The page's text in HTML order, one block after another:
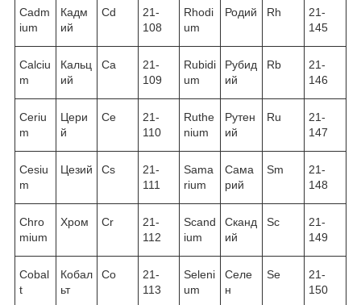
Cadm
ium
Кадм
ий
Cd
21-
108
Rhodi
um
Родий Rh
21-
145
Calciu
m
Кальц
ий
Ca
21-
109
Rubidi
um
Рубид
ий
Rb
21-
146
Ceriu
m
Цери
й
Ce
21-
110
Ruthe
nium
Рутен
ий
Ru
21-
147
Cesiu
m
Цезий Cs
21-
111
Sama
rium
Сама
рий
Sm
21-
148
Chro
mium
Хром Cr
21-
112
Scand
ium
Сканд
ий
Sc
21-
149
Cobal
t
Кобал
ьт
Co
21-
113
Seleni
um
Селе
н
Se
21-
150